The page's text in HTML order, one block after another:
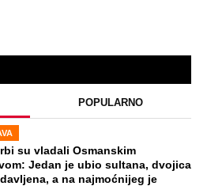
POPULARNO
su vladali Osmanskim
Jedan je ubio sultana, dvojica
a na najmoćnijeg je